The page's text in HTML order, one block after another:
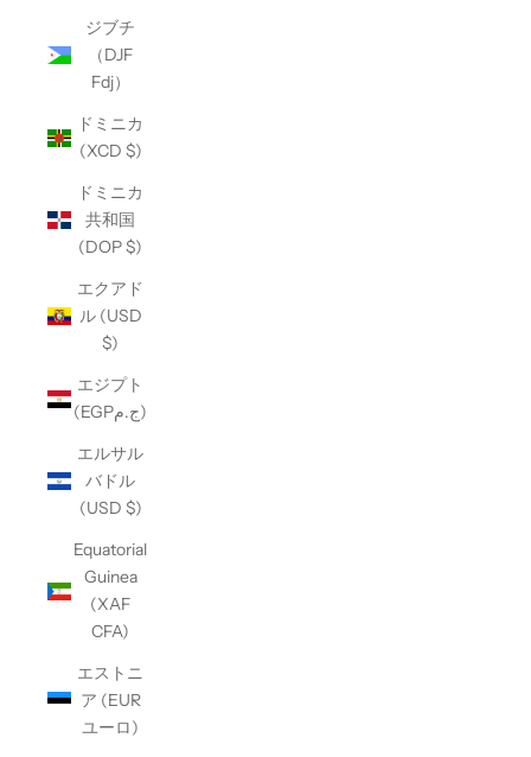
ジブチ
（DJF
Fdj）
ドミニカ
(XCD $)
ドミニカ
共和国
(DOP $)
エクアド
ル (USD
$)
エジプト
(EGPج.م)
エルサル
バドル
(USD $)
Equatorial
Guinea
(XAF
CFA)
エストニ
ア (EUR
ユーロ)